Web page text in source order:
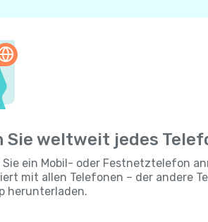
Sie weltweit jedes
Sie ein Mobil- oder Festnetztelefon
mit allen Telefonen – der andere
herunterladen.